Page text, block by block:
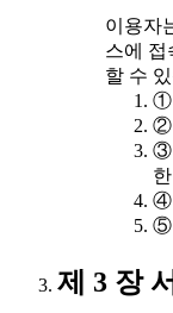
이용자
스에 접
할 수
①
②
③
④
⑤
제 3 장